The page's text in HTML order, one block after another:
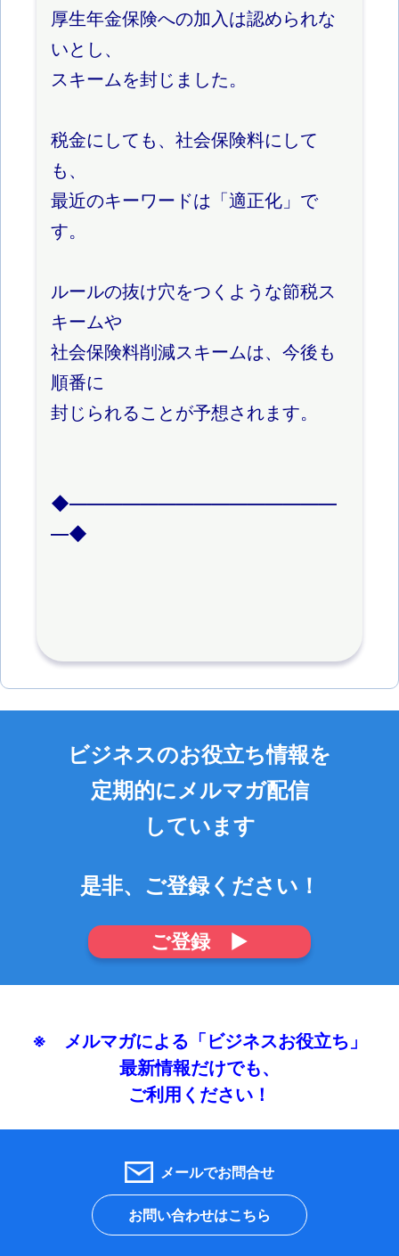
厚生年金保険への加入は認められな
いとし、
スキームを封じました。
税金にしても、社会保険料にして
も、
最近のキーワードは「適正化」で
す。
ルールの抜け穴をつくような節税ス
キームや
社会保険料削減スキームは、今後も
順番に
封じられることが予想されます。
◆―――――――――――――――
―◆
ビジネスのお役立ち情報を
定期的にメルマガ配信
しています
是非、ご登録ください！
ご登録 ▶
※ メルマガによる「ビジネスお役立ち」
最新情報だけでも、
ご利用ください！
メールでお問合せ
お問い合わせはこちら